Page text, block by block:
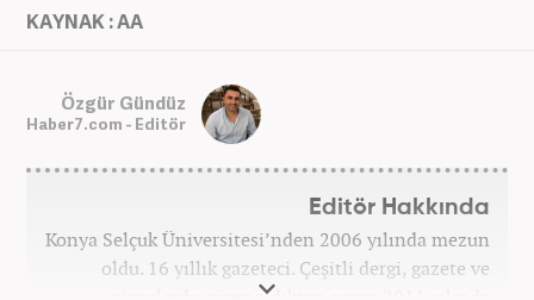
KAYNAK : AA
Özgür Gündüz
Haber7.com - Editör
Editör Hakkında
Konya Selçuk Üniversitesi’nden 2006 yılında mezun
oldu. 16 yıllık gazeteci. Çeşitli dergi, gazete ve